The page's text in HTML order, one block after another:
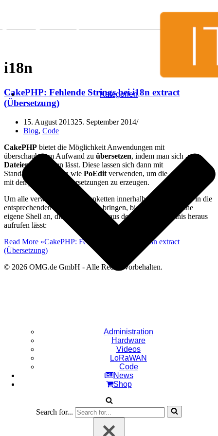
Kategorien
Administration
Hardware
Videos
LoRaWAN
Code
News
Shop
Search for...
i18n
CakePHP: Fehlende Strings bei i18n extract
(Übersetzung)
15. August 201325. September 2014
Blog, Code
CakePHP bietet die Möglichkeit Anwendungen mit
überschaubarem Aufwand zu übersetzen, indem man sich .pot-
Dateiengenerieren lässt. Diese lassen sich dann mit
Standardwerkzeugen wie PoEdit verwenden, um die .po-Dateien
mit den jeweiligen Übersetzungen zu erzeugen.
Um alle verwendeten Zeichenketten innerhalb eines Projektes in die
entsprechenden .pot-Dateien zu bringen, bietet CakePHP eine
eigene Shell an, die sich wie folgt aus dem
-Verzeichnis heraus
aufrufen lässt:
Read More »CakePHP: Fehlende Strings bei i18n extract
(Übersetzung)
© 2026 OMG.de GmbH - Alle Rechte vorbehalten.